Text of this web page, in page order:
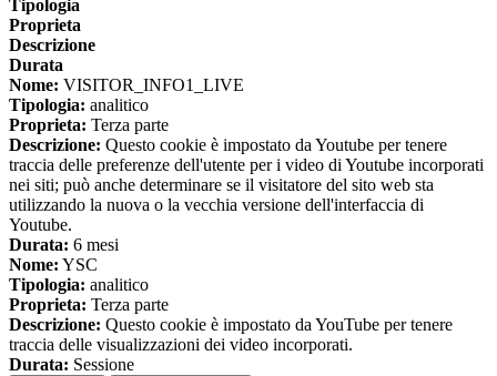
Tipologia
Proprieta
Descrizione
Durata
Nome: VISITOR_INFO1_LIVE
Tipologia: analitico
Proprieta: Terza parte
Descrizione: Questo cookie è impostato da Youtube per tenere
traccia delle preferenze dell'utente per i video di Youtube incorporati
nei siti; può anche determinare se il visitatore del sito web sta
utilizzando la nuova o la vecchia versione dell'interfaccia di
Youtube.
Durata: 6 mesi
Nome: YSC
Tipologia: analitico
Proprieta: Terza parte
Descrizione: Questo cookie è impostato da YouTube per tenere
traccia delle visualizzazioni dei video incorporati.
Durata: Sessione